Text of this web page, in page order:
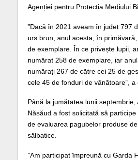
Agenției pentru Protecția Mediului
”Dacă în 2021 aveam în județ 797
urs brun, anul acesta, în
de exemplare. În ce privește lupii,
numărat 258 de exemplare, iar
numărați 267 de către cei 25 de
cele 45 de fonduri de vânătoare”, a
Până la jumătatea lunii septembrie,
Năsăud a fost solicitată să
de evaluarea pagubelor produse
sălbatice.
”Am participat împreună cu Garda